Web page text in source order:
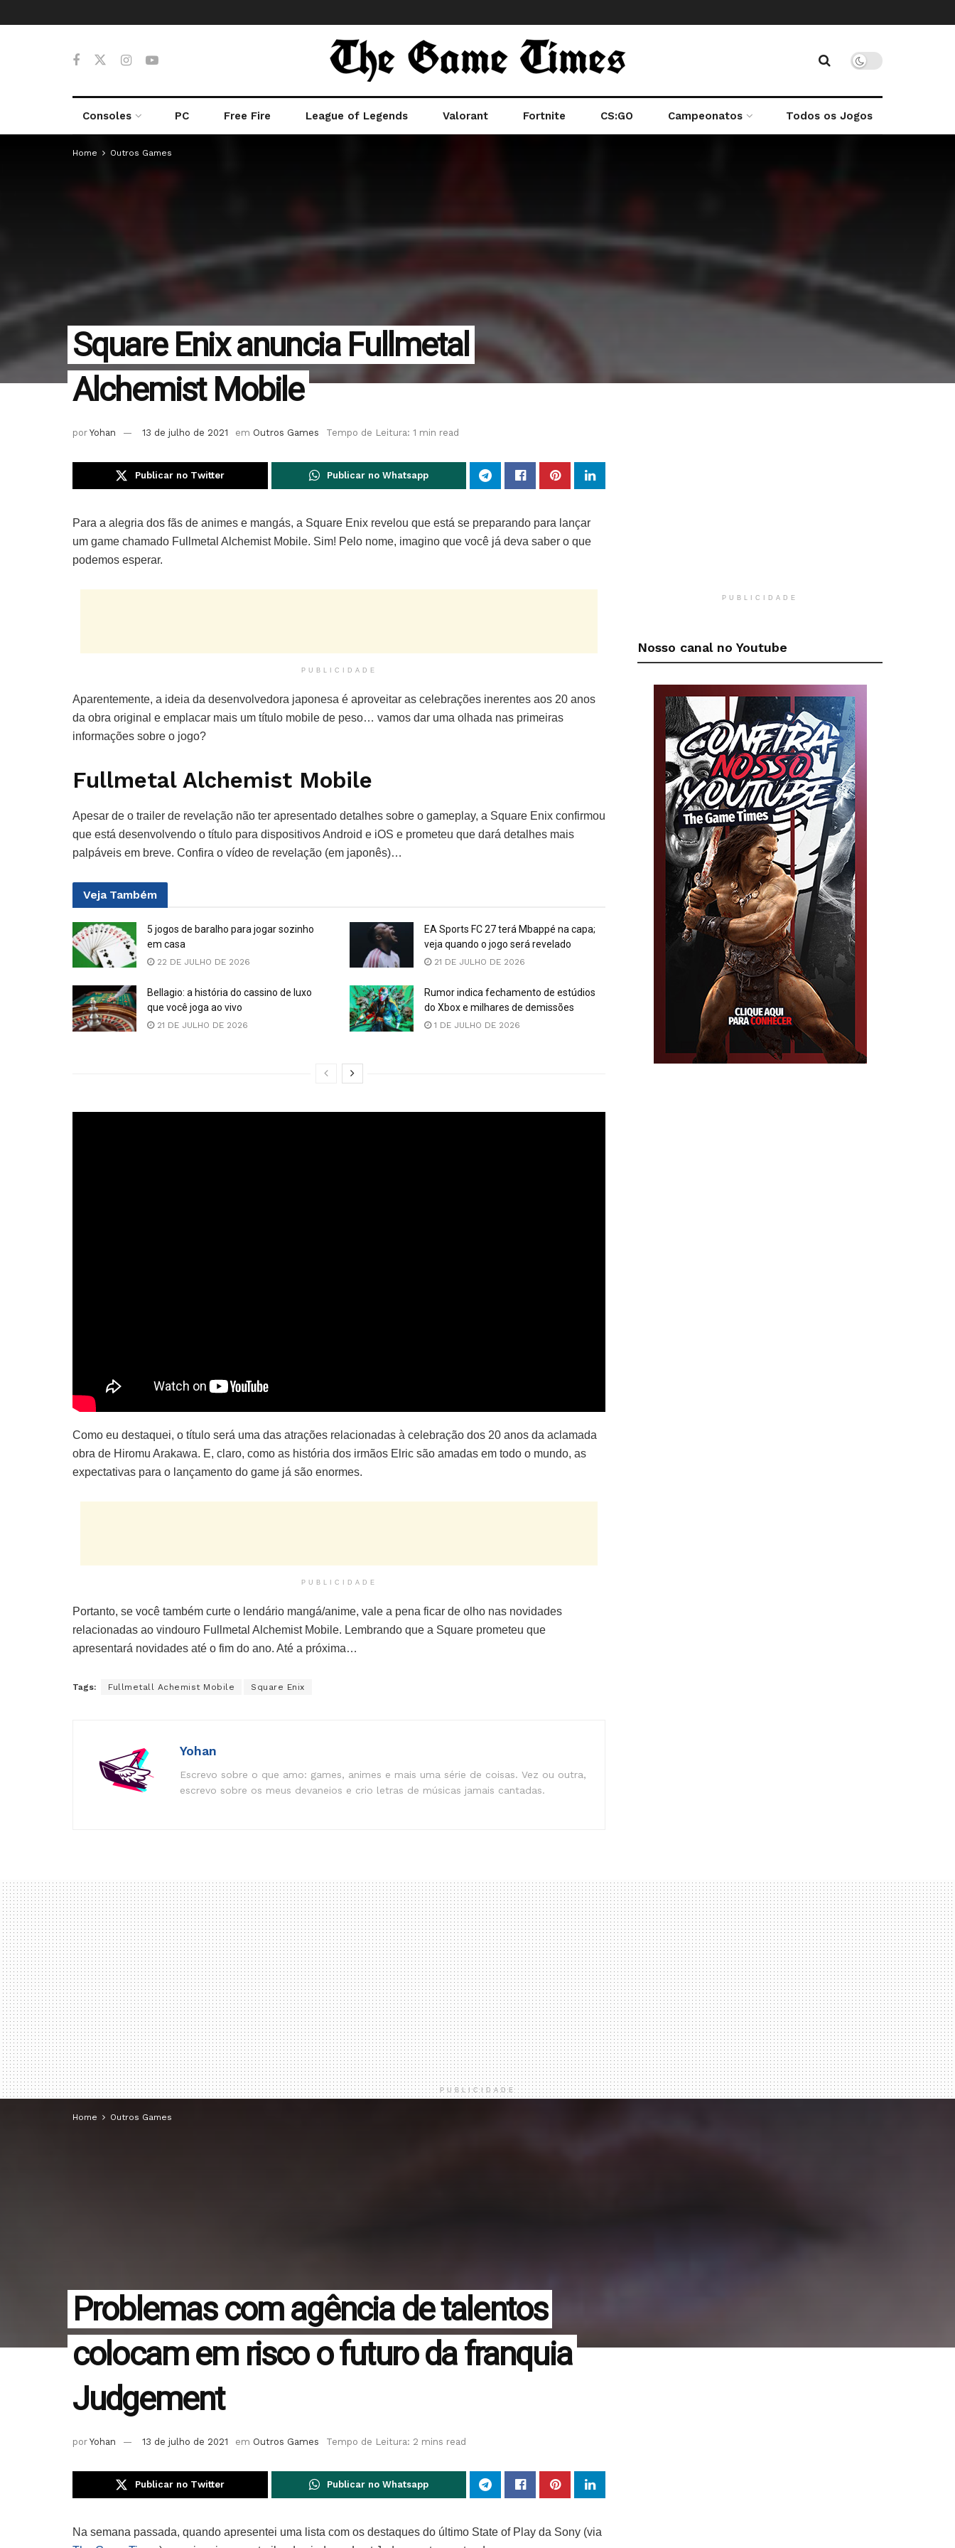
Consoles PC Free Fire League of Legends Valorant Fortnite CS:GO Campeonatos Todos os Jogos
Home Outros Games
Square Enix anuncia Fullmetal
Alchemist Mobile
por Yohan 13 de julho de 2021 em Outros Games Tempo de Leitura: 1 min read
Publicar no Twitter Publicar no Whatsapp
Para a alegria dos fãs de animes e mangás, a Square Enix revelou que está se preparando para lançar
um game chamado Fullmetal Alchemist Mobile. Sim! Pelo nome, imagino que você já deva saber o que
podemos esperar.
PUBLICIDADE
Aparentemente, a ideia da desenvolvedora japonesa é aproveitar as celebrações inerentes aos 20 anos
da obra original e emplacar mais um título mobile de peso… vamos dar uma olhada nas primeiras
informações sobre o jogo?
Fullmetal Alchemist Mobile
Apesar de o trailer de revelação não ter apresentado detalhes sobre o gameplay, a Square Enix confirmou
que está desenvolvendo o título para dispositivos Android e iOS e prometeu que dará detalhes mais
palpáveis em breve. Confira o vídeo de revelação (em japonês)…
Veja Também
5 jogos de baralho para jogar sozinho
em casa
22 DE JULHO DE 2026
EA Sports FC 27 terá Mbappé na capa;
veja quando o jogo será revelado
21 DE JULHO DE 2026
Bellagio: a história do cassino de luxo
que você joga ao vivo
21 DE JULHO DE 2026
Rumor indica fechamento de estúdios
do Xbox e milhares de demissões
1 DE JULHO DE 2026
Como eu destaquei, o título será uma das atrações relacionadas à celebração dos 20 anos da aclamada
obra de Hiromu Arakawa. E, claro, como as história dos irmãos Elric são amadas em todo o mundo, as
expectativas para o lançamento do game já são enormes.
PUBLICIDADE
Portanto, se você também curte o lendário mangá/anime, vale a pena ficar de olho nas novidades
relacionadas ao vindouro Fullmetal Alchemist Mobile. Lembrando que a Square prometeu que
apresentará novidades até o fim do ano. Até a próxima…
Tags: Fullmetall Achemist Mobile Square Enix
Yohan
Escrevo sobre o que amo: games, animes e mais uma série de coisas. Vez ou outra,
escrevo sobre os meus devaneios e crio letras de músicas jamais cantadas.
PUBLICIDADE
Nosso canal no Youtube
PUBLICIDADE
Home Outros Games
Problemas com agência de talentos
colocam em risco o futuro da franquia
Judgement
por Yohan 13 de julho de 2021 em Outros Games Tempo de Leitura: 2 mins read
Publicar no Twitter Publicar no Whatsapp
Na semana passada, quando apresentei uma lista com os destaques do último State of Play da Sony (via